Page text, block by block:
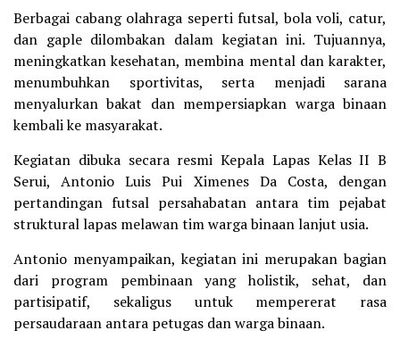
Berbagai cabang olahraga seperti futsal, bola voli, catur,
dan gaple dilombakan dalam kegiatan ini. Tujuannya,
meningkatkan kesehatan, membina mental dan karakter,
menumbuhkan sportivitas, serta menjadi sarana
menyalurkan bakat dan mempersiapkan warga binaan
kembali ke masyarakat.
Kegiatan dibuka secara resmi Kepala Lapas Kelas II B
Serui, Antonio Luis Pui Ximenes Da Costa, dengan
pertandingan futsal persahabatan antara tim pejabat
struktural lapas melawan tim warga binaan lanjut usia.
Antonio menyampaikan, kegiatan ini merupakan bagian
dari program pembinaan yang holistik, sehat, dan
partisipatif, sekaligus untuk mempererat rasa
persaudaraan antara petugas dan warga binaan.